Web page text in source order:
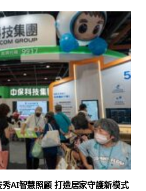
AI智慧照顧 打造居家守護新模式